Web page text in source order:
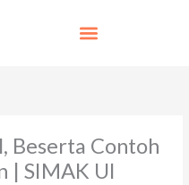
Beserta Contoh
| SIMAK UI